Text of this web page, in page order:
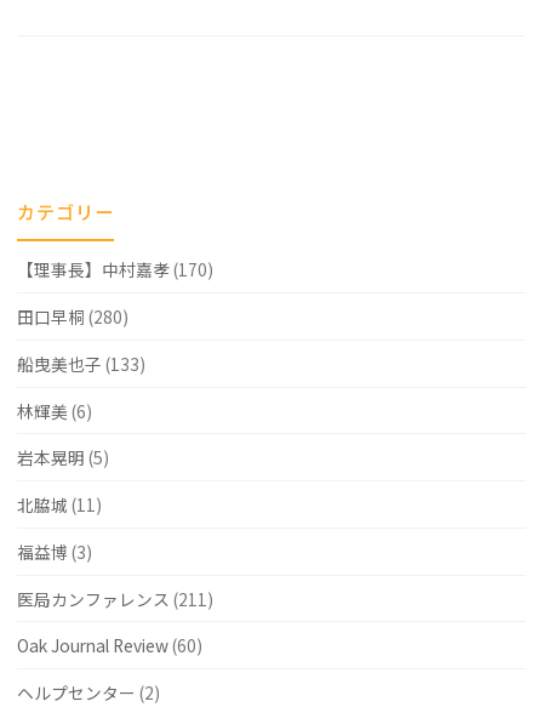
カテゴリー
【理事長】中村嘉孝(170)
田口早桐 (280)
船曳美也子 (133)
林輝美 (6)
岩本晃明 (5)
北脇城 (11)
福益博 (3)
医局カンファレンス (211)
Oak Journal Review(60)
ヘルプセンター (2)